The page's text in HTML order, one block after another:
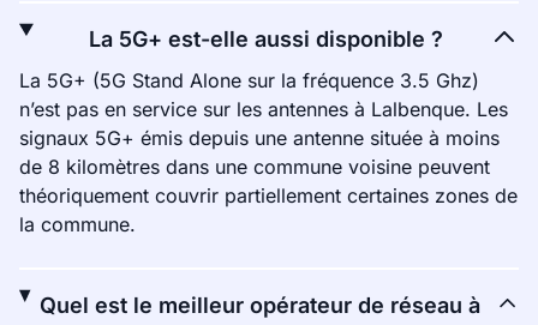
La 5G+ est-elle aussi disponible ?
La 5G+ (5G Stand Alone sur la fréquence 3.5 Ghz)
n’est pas en service sur les antennes à Lalbenque. Les
signaux 5G+ émis depuis une antenne située à moins
de 8 kilomètres dans une commune voisine peuvent
théoriquement couvrir partiellement certaines zones de
la commune.
Quel est le meilleur opérateur de réseau à